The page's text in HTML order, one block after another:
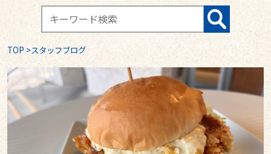
TOP >スタッフブログ